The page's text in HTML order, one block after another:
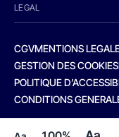
LEGAL
CGVMENTIONS
GESTION DES COOKIES
POLITIQUE
CONDITIONS